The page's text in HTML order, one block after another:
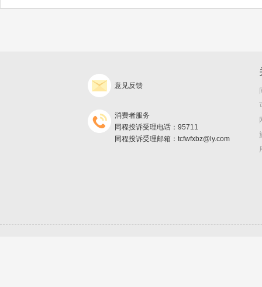
意见反馈
消费者服务
同程投诉受理电话：95711
同程投诉受理邮箱：tcfwfxbz@ly.com